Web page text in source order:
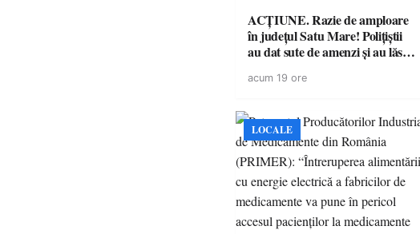
ACȚIUNE. Razie de amploare
în județul Satu Mare! Polițiștii
au dat sute de amenzi și au lăsat
singură zi
acum 19 ore
LOCALE